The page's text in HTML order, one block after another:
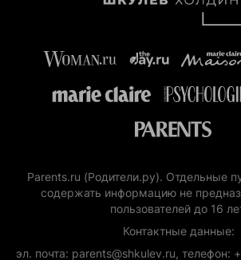
Parents.ru (Родители.ру). Отдельные
содержать информацию не
пользователей до 16
Контактные данные:
эл. почта: parents@shkulev.ru, телефон: